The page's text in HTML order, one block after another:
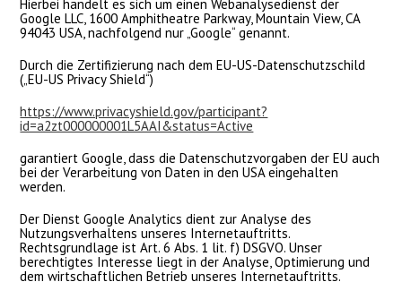
Hierbei handelt es sich um einen Webanalysedienst der
Google LLC, 1600 Amphitheatre Parkway, Mountain View, CA
94043 USA, nachfolgend nur „Google“ genannt.
Durch die Zertifizierung nach dem EU-US-Datenschutzschild
(„EU-US Privacy Shield“)
https://www.privacyshield.gov/participant?
id=a2zt000000001L5AAI&status=Active
garantiert Google, dass die Datenschutzvorgaben der EU auch
bei der Verarbeitung von Daten in den USA eingehalten
werden.
Der Dienst Google Analytics dient zur Analyse des
Nutzungsverhaltens unseres Internetauftritts.
Rechtsgrundlage ist Art. 6 Abs. 1 lit. f) DSGVO. Unser
berechtigtes Interesse liegt in der Analyse, Optimierung und
dem wirtschaftlichen Betrieb unseres Internetauftritts.